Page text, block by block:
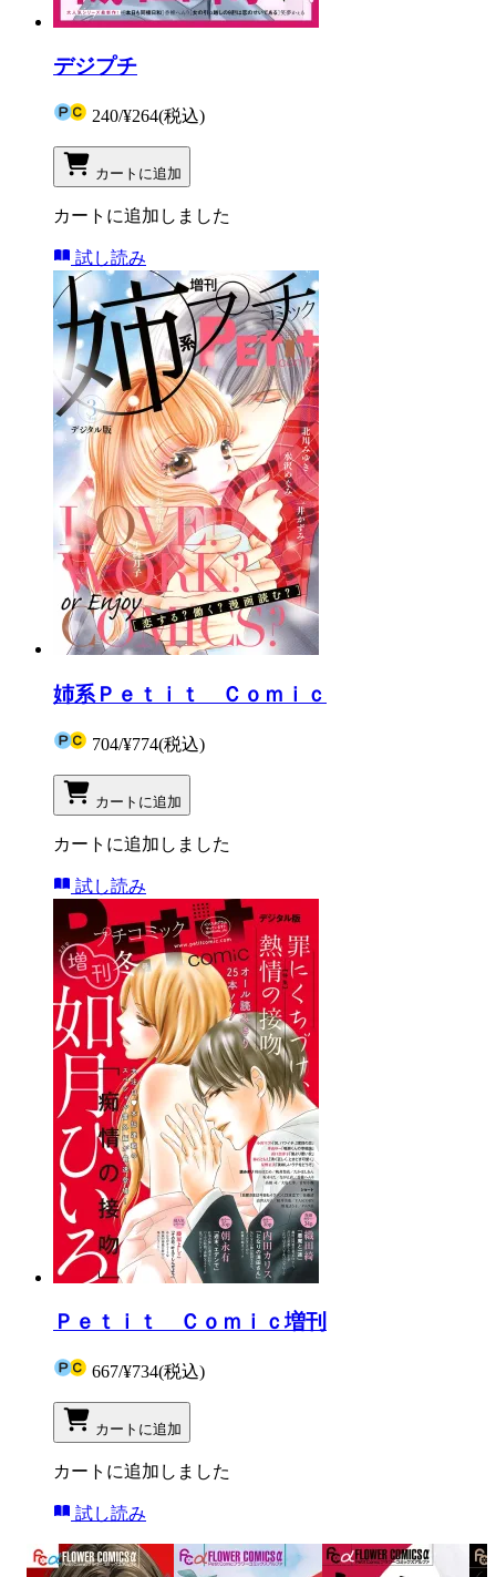
デジプチ
240/¥264(税込)
カートに追加
カートに追加しました
試し読み
姉系Ｐｅｔｉｔ Ｃｏｍｉｃ
704/¥774(税込)
カートに追加
カートに追加しました
試し読み
Ｐｅｔｉｔ Ｃｏｍｉｃ増刊
667/¥734(税込)
カートに追加
カートに追加しました
試し読み